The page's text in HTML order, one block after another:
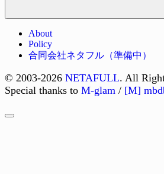
About
Policy
合同会社ネタフル（準備中）
© 2003-2026 NETAFULL. All
Special thanks to M-glam / [M]